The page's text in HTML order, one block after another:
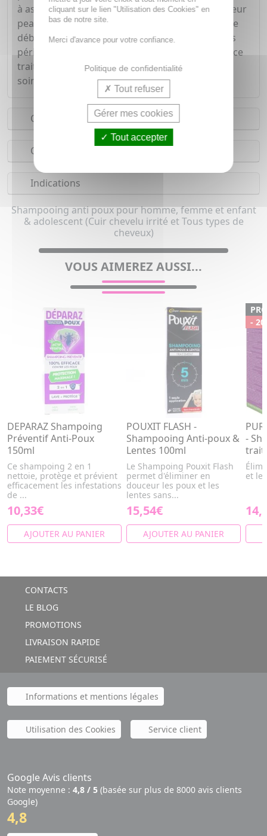
à asphyxier les poux et lentes et à déshydrater leur
peau pour favoriser leur retrait. Il s'utilise lors de
début d'infestation et en prévention pendant les
périodes à risque. 100% efficace et ultra rapide, ce
traitement traite le cuir chevelu tout en prenant
soin de vos cheveux en seulement 15minutes.
Conseils d'utilisation
Composition
Indications
Shampooing anti poux pour homme, femme et enfant
& adolescent (Cuir chevelu irrité et Tous types de
cheveux)
VOUS AIMEREZ AUSSI...
DEPARAZ Shampoing
Préventif Anti-Poux
150ml
Ce shampoing 2 en 1
nettoie, protège et prévient
efficacement les infestations
de ...
10,33€
AJOUTER AU PANIER
POUXIT FLASH -
Shampooing Anti-poux &
Lentes 100ml
Le Shampoing Pouxit Flash
permet d'éliminer en
douceur les poux et les
lentes sans...
15,54€
AJOUTER AU PANIER
-
-
et
CONTACTS
LE BLOG
PROMOTIONS
LIVRAISON RAPIDE
PAIEMENT SÉCURISÉ
Informations et mentions légales
Utilisation des Cookies Service client
Google Avis clients
Note moyenne : 4,8 / 5 (basée sur plus de 8000 avis clients
Google)
4,8
cliquant sur le lien "Utilisation des Cookies" en
bas de notre site.
Merci d'avance pour votre confiance.
Politique de confidentialité
Tout refuser
Gérer mes cookies
Tout accepter